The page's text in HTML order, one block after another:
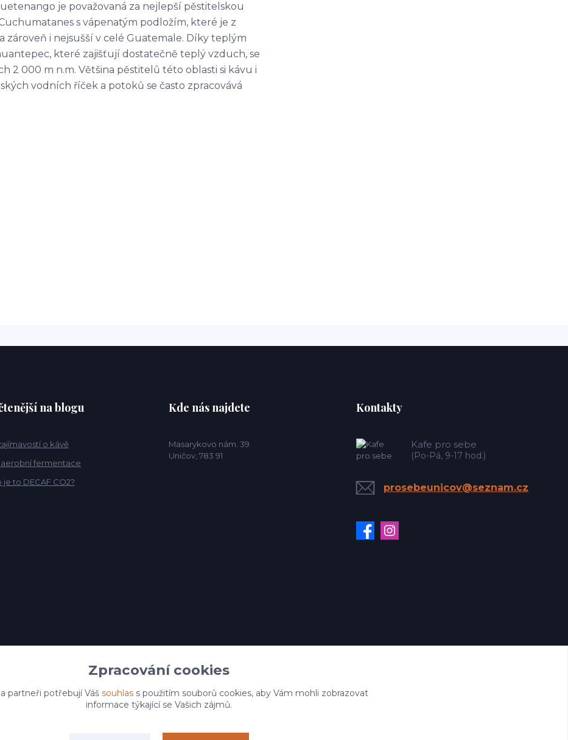
je považovaná za nejlepší pěstitelskou
s vápenatým podložím, které je z
zároveň i nejsušší v celé Guatemale. Díky teplým
které zajišťují dostatečně teplý vzduch, se
2 000 m n.m. Většina pěstitelů této oblasti si kávu i
vodních říček a potoků se často zpracovává
na blogu
o kávě
fermentace
je to DECAF CO2?
Kde nás najdete
Masarykovo nám. 39
Uničov, 783 91
Kontakty
Kafe pro sebe
(Po-Pá, 9-17 hod.)
prosebeunicov@seznam.cz
Zpracování cookies
partneři potřebují Váš souhlass použitím souborů cookies, aby Vám mohli zobrazovat
informace týkající se Vašich zájmů.